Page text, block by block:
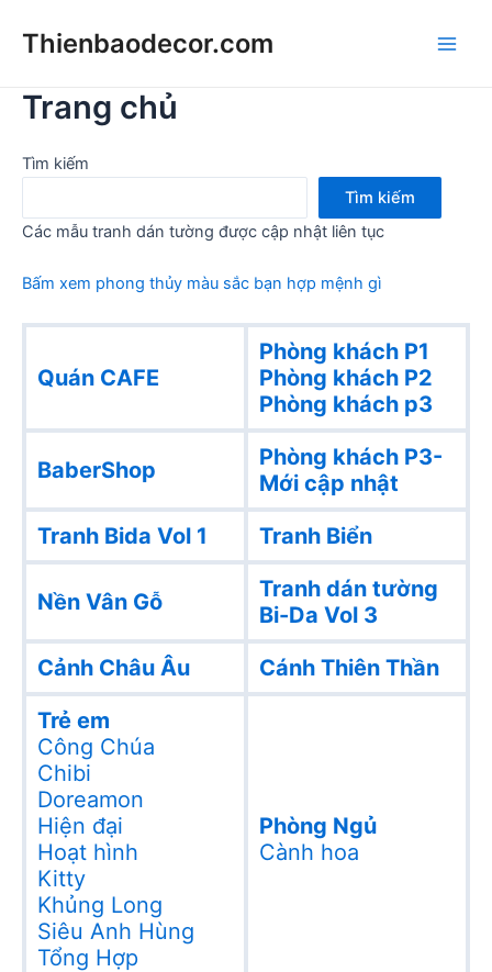
Thienbaodecor.com
Trang chủ
Tìm kiếm
Tìm kiếm
Các mẫu tranh dán tường được cập nhật liên tục
Bấm xem phong thủy màu sắc bạn hợp mệnh gì
Quán CAFE
Phòng khách P1
Phòng khách P2
Phòng khách p3
BaberShop
Phòng khách P3-
Mới cập nhật
Tranh Bida Vol 1
Tranh Biển
Nền Vân Gỗ
Tranh dán tường
Bi-Da Vol 3
Cảnh Châu Âu
Cánh Thiên Thần
Trẻ em
Công Chúa
Chibi
Doreamon
Hiện đại
Hoạt hình
Kitty
Khủng Long
Siêu Anh Hùng
Tổng Hợp
Phòng Ngủ
Cành hoa